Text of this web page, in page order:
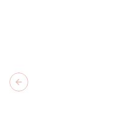
Previous slide